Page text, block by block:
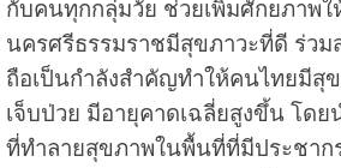
กับคนทุกกลุ่มวัย ช่วยเพิ่มศักยภาพ
นครศรีธรรมราชมีสุขภาวะที่ดี ร่วม
ถือเป็นกำลังสำคัญทำให้คนไทยมีสุ
เจ็บป่วย มีอายุคาดเฉลี่ยสูงขึ้น โดย
ที่ทำลายสุขภาพในพื้นที่ที่มีประชาก